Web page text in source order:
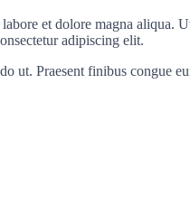
et dolore magna
adipiscing elit.
Praesent finibus congue